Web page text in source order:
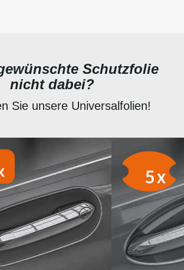
Schutzfolie
nicht dabei?
Sie unsere Universalfolien!